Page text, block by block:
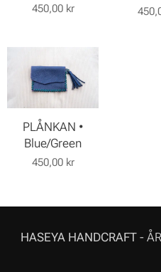
450,00kr
PLÅNKAN •
Blue/Green
450,00kr
HASEYA HANDCRAFT -